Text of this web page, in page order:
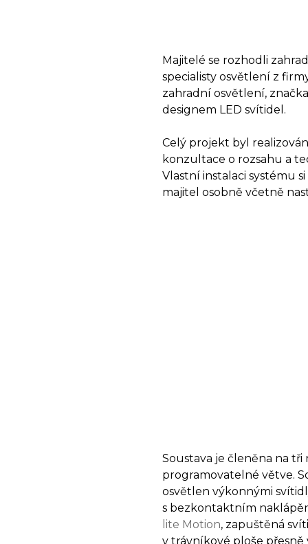
Majitelé se rozhodli
specialisty osvětlení z
zahradní osvětlení,
designem LED svítidel.
Celý projekt byl
konzultace o rozsahu a
Vlastní instalaci systému
majitel osobně včetně
Soustava je členěna na tři
programovatelné větve.
osvětlen výkonnými
s bezkontaktním
lite Motion, zapuštěná
v trávníkové ploše